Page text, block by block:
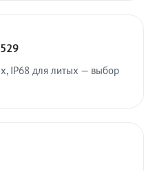
IP68 для литых — выбор